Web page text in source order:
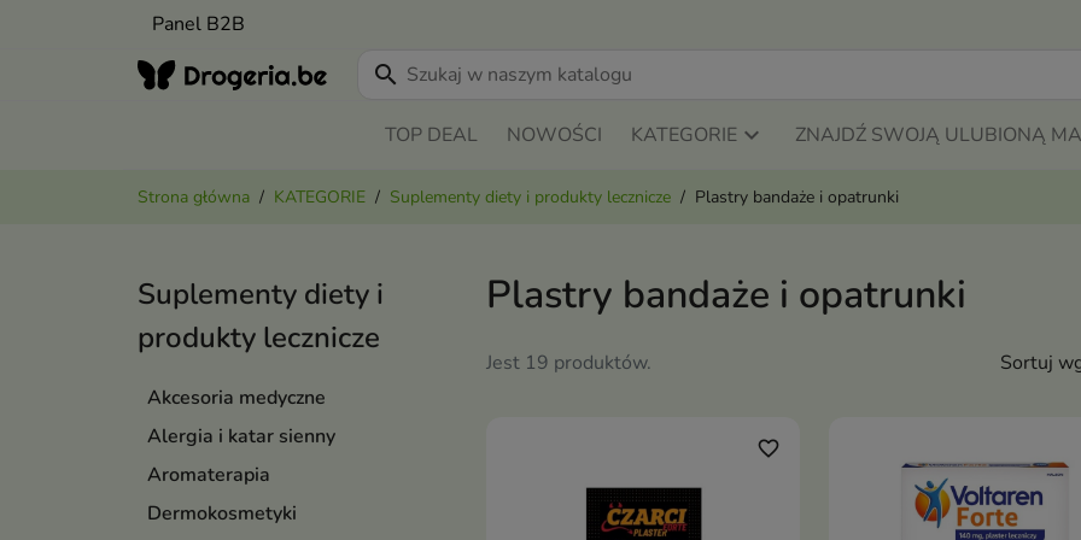
Panel B2B
search
TOP DEAL NOWOŚCI KATEGORIE ZNAJDŹ SWOJĄ ULUBIONĄ
Strona główna KATEGORIE Suplementy diety i produkty lecznicze Plastry bandaże i opatrunki
Suplementy diety i
produkty lecznicze
Akcesoria medyczne
Alergia i katar sienny
Aromaterapia
Dermokosmetyki
Plastry bandaże i opatrunki
Jest 19 produktów. Sortuj
favorite_border